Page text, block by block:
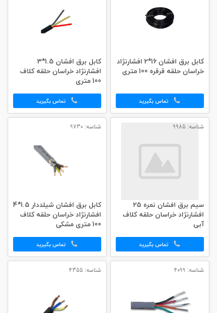
کابل برق افشان 16*2 افشارنژاد
خراسان حلقه قرقره 100 متری
تماس بگیرید
کابل برق افشان 1.5*3
افشارنژاد خراسان حلقه کلاف
100 متری
تماس بگیرید
شناسه: 9985
سیم برق افشان نمره 25
افشارنژاد خراسان حلقه کلاف
آبی
تماس بگیرید
شناسه: 9730
کابل برق افشان شیلددار 1.5*4
افشارنژاد خراسان حلقه کلاف
100 متری مشکی
تماس بگیرید
شناسه: 4099 شناسه: 4355